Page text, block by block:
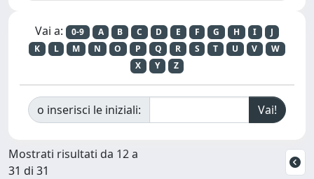
Vai a: 0-9 A B C D E F G H I
J
K
L M N O P Q R S T U V
W
X
Y Z
o inserisci le iniziali:
Mostrati risultati da 12 a
31 di 31